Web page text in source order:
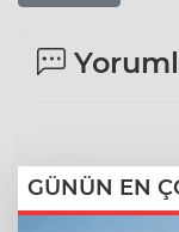
GÜNÜN EN